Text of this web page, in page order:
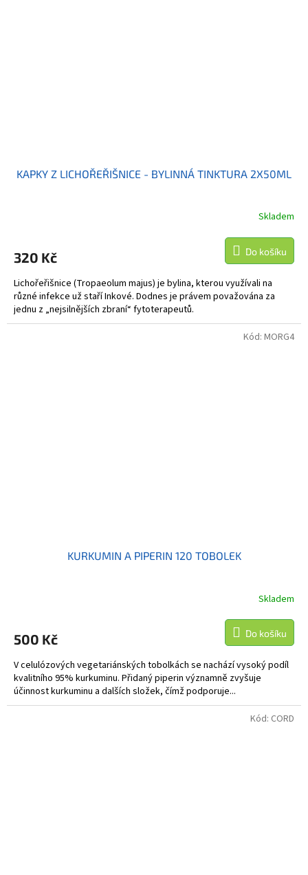
KAPKY Z LICHOŘEŘIŠNICE - BYLINNÁ TINKTURA 2X50ML
Skladem
320 Kč Do košíku
Lichořeřišnice (Tropaeolum majus) je bylina, kterou využívali na
různé infekce už staří Inkové. Dodnes je právem považována za
jednu z „nejsilnějších zbraní“ fytoterapeutů.
KURKUMIN A PIPERIN 120 TOBOLEK
Skladem
500 Kč Do košíku
V celulózových vegetariánských tobolkách se nachází vysoký podíl
kvalitního 95% kurkuminu. Přidaný piperin významně zvyšuje
účinnost kurkuminu a dalších složek, čímž podporuje...
Kód: MORG4
Kód: CORD